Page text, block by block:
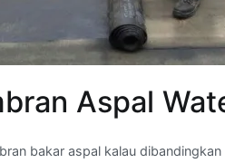
Aspal
bakar aspal kalau